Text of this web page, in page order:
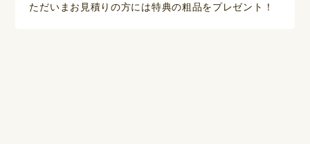
ただいまお見積りの方には特典の粗品をプレゼント！